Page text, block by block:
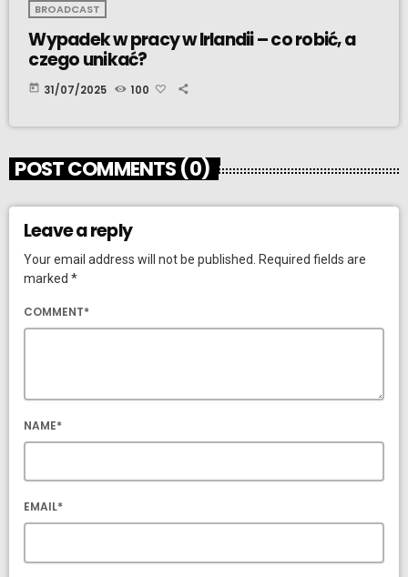
BROADCAST
Wypadek w pracy w Irlandii – co robić, a
czego unikać?
today 31/07/2025 100
POST COMMENTS (0)
Leave a reply
Your email address will not be published. Required fields are
marked *
COMMENT*
NAME*
EMAIL*